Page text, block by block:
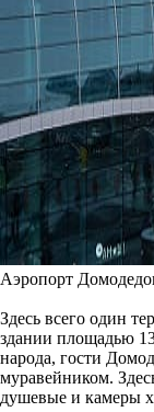
Аэропорт
Здесь всего один
здании площадью
народа, гости
муравейником.
душевые и камеры